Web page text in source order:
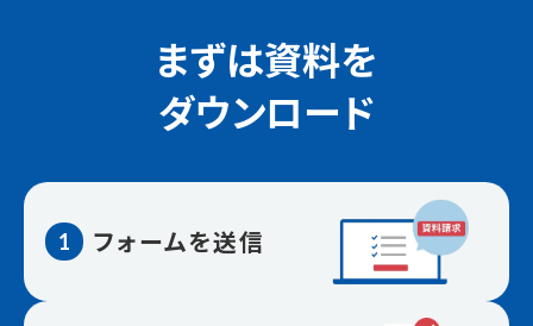
まずは資料を
ダウンロード
1 フォームを送信